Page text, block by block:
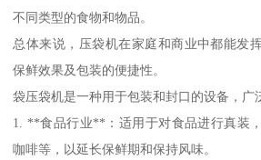
不同类型的食物和物品。
总体来说，压袋机在家庭和商业中都能发
保鲜效果及包装的便捷性。
袋压袋机是一种用于包装和封口的设备，广
1. **食品行业**：适用于对食品进行真装
咖啡等，以延长保鲜期和保持风味。